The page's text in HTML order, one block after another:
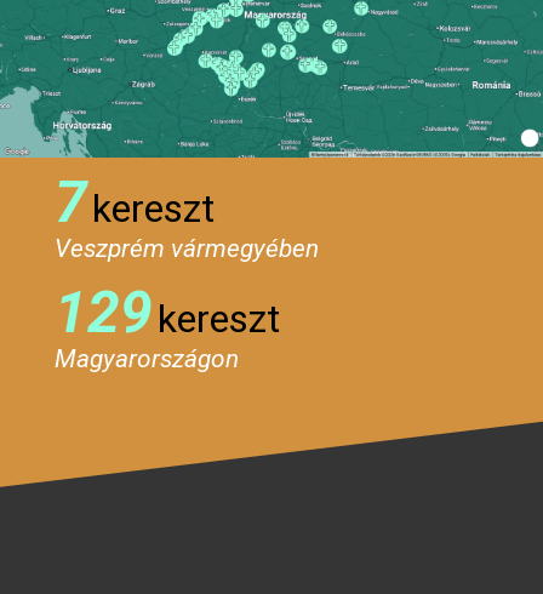
7kereszt
Veszprém vármegyében
129kereszt
Magyarországon